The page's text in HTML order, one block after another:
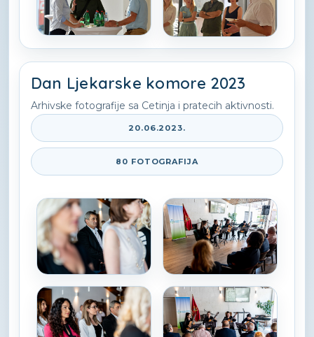
Dan Ljekarske komore 2023
Arhivske fotografije sa Cetinja i pratecih aktivnosti.
20.06.2023.
80 FOTOGRAFIJA